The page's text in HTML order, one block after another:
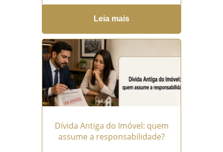
procuradas por quem deseja
comprar um bem abaixo do
valor de mercado, mas
também...Leia mais →
Leia mais
Dívida Antiga do Imóvel: quem
assume a responsabilidade?